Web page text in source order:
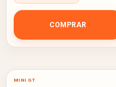
COMPRAR
MINI GT